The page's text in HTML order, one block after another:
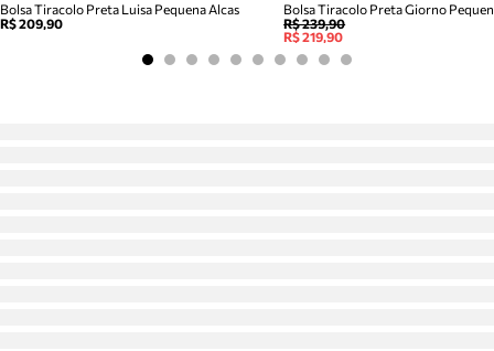
Bolsa Tiracolo Preta Luisa Pequena Alcas
R$ 209,90
Bolsa Tiracolo Preta Giorno
R$ 239,90
R$ 219,90